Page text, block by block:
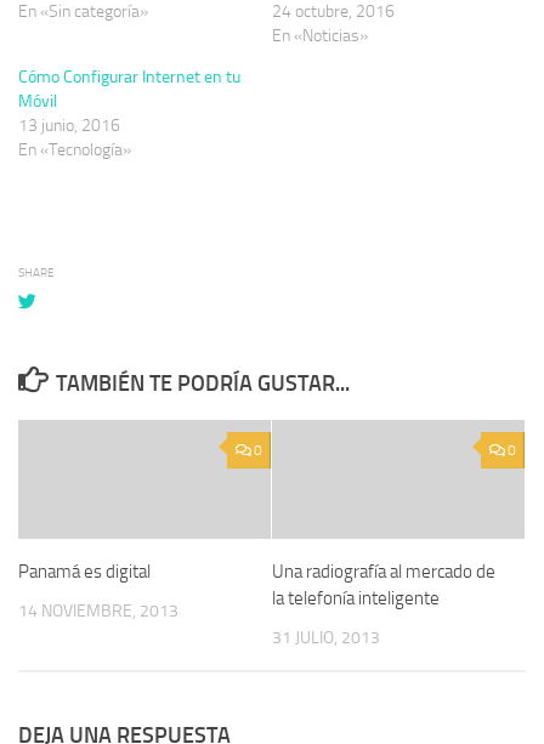
En «Sin categoría»
24 octubre, 2016
En «Noticias»
Cómo Configurar Internet en tu
Móvil
13 junio, 2016
En «Tecnología»
SHARE
TAMBIÉN TE PODRÍA GUSTAR...
0
Panamá es digital
14 NOVIEMBRE, 2013
0
Una radiografía al mercado de
la telefonía inteligente
31 JULIO, 2013
DEJA UNA RESPUESTA